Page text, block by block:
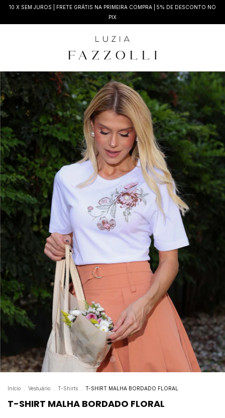
10 X SEM JUROS | FRETE GRÁTIS NA PRIMEIRA COMPRA | 5% DE DESCONTO NO
PIX
Início Vestuário T-Shirts T-SHIRT MALHA BORDADO FLORAL
T-SHIRT MALHA BORDADO FLORAL